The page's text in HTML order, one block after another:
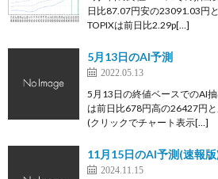
日比87.07円安の23091.03円
TOPIXは前日比2.29p[…]
5月13日のAI予測
2022.05.13
5月13日の終値ベースでのAI
は前日比678円高の26427円
(クリックでチャート表示[…]
11月15日のAI予測(速報版
2024.11.15